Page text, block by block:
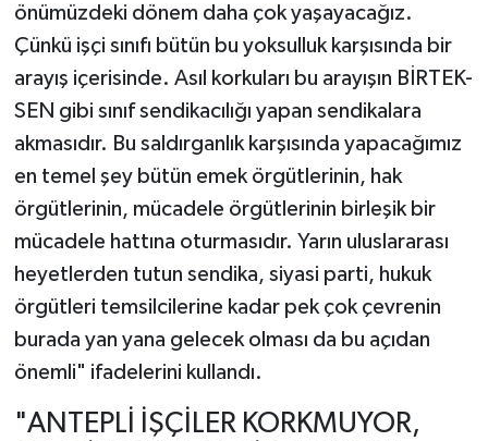
önümüzdeki dönem daha çok yaşayacağız.
Çünkü işçi sınıfı bütün bu yoksulluk karşısında bir
arayış içerisinde. Asıl korkuları bu arayışın BİRTEK-
SEN gibi sınıf sendikacılığı yapan sendikalara
akmasıdır. Bu saldırganlık karşısında yapacağımız
en temel şey bütün emek örgütlerinin, hak
örgütlerinin, mücadele örgütlerinin birleşik bir
mücadele hattına oturmasıdır. Yarın uluslararası
heyetlerden tutun sendika, siyasi parti, hukuk
örgütleri temsilcilerine kadar pek çok çevrenin
burada yan yana gelecek olması da bu açıdan
önemli" ifadelerini kullandı.
"ANTEPLİ İŞÇİLER KORKMUYOR,